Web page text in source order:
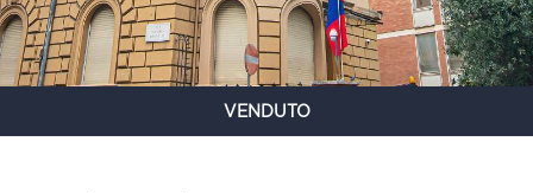
VENDUTO